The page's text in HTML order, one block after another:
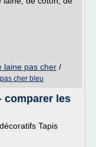
laine pas cher /
cher bleu
comparer les
Tapis